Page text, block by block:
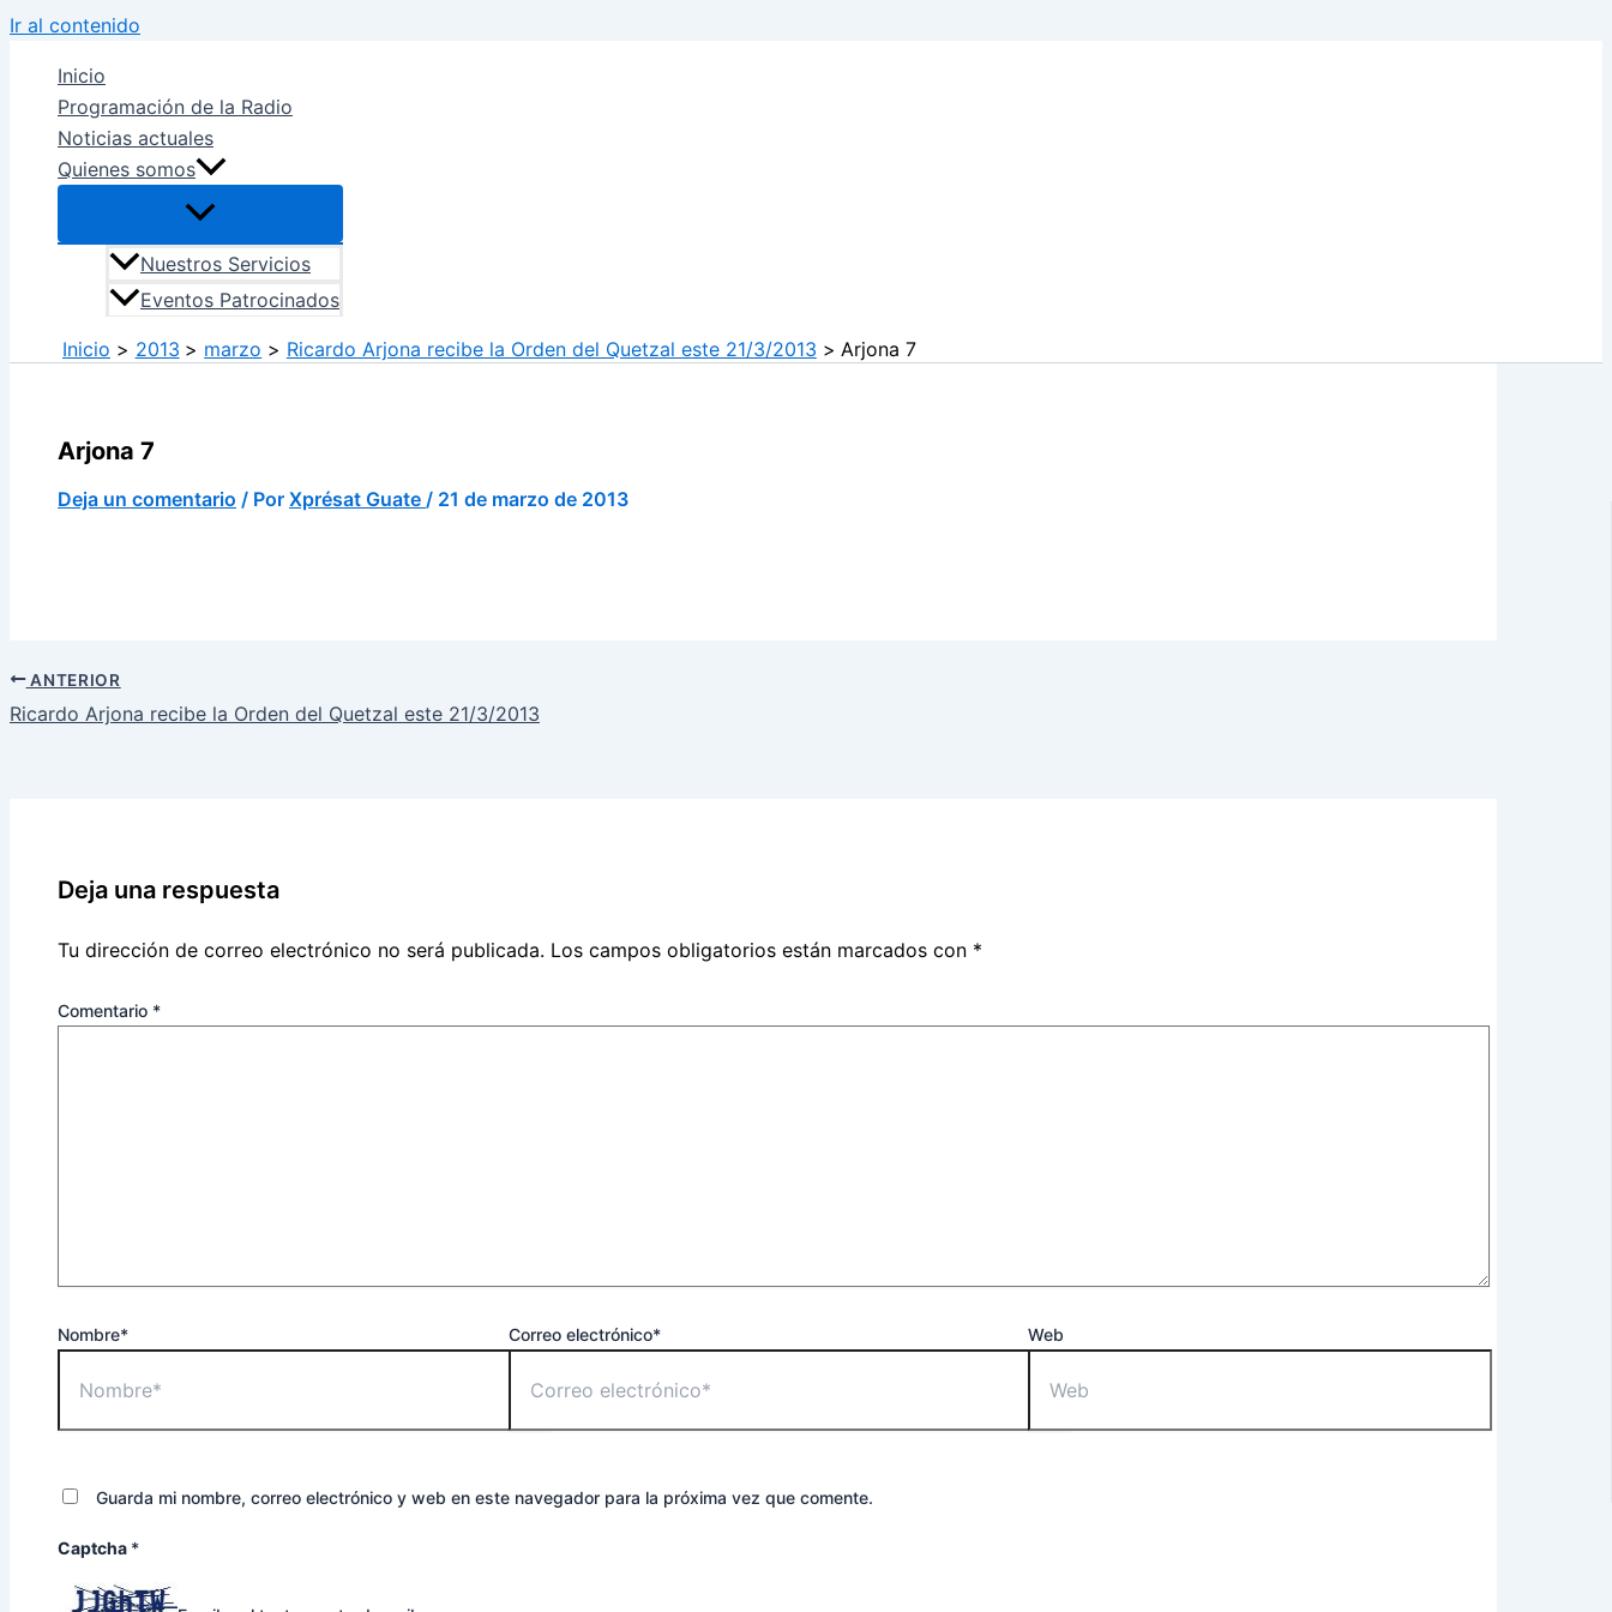
Ir al contenido
Inicio
Programación de la Radio
Noticias actuales
Quienes somos
Nuestros Servicios
Eventos Patrocinados
Inicio 2013 marzo Ricardo Arjona recibe la Orden del Quetzal este 21/3/2013 Arjona 7
Arjona 7
Deja un comentario / Por Xprésat Guate / 21 de marzo de 2013
ANTERIOR
Ricardo Arjona recibe la Orden del Quetzal este 21/3/2013
Deja una respuesta
Tu dirección de correo electrónico no será publicada. Los campos obligatorios están marcados con *
Comentario *
Nombre* Correo electrónico* Web
Guarda mi nombre, correo electrónico y web en este navegador para la próxima vez que comente.
Captcha *